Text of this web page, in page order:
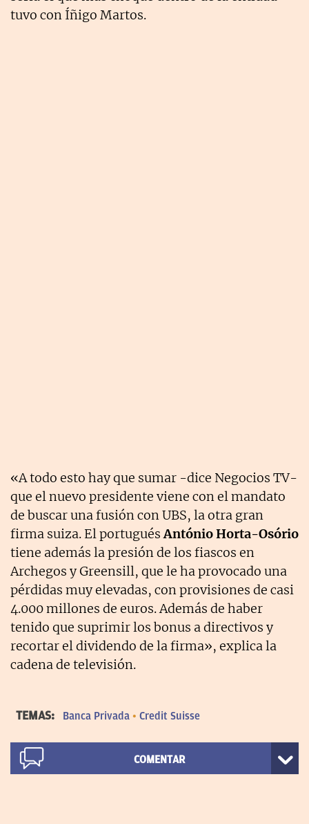
tuvo con Íñigo Martos.
«A todo esto hay que sumar -dice Negocios TV-
que el nuevo presidente viene con el mandato
de buscar una fusión con UBS, la otra gran
firma suiza. El portuguésAntónio Horta-Osório
tiene además la presión de los fiascos en
Archegos y Greensill, que le ha provocado una
pérdidas muy elevadas, con provisiones de casi
4.000 millones de euros. Además de haber
tenido que suprimir los bonus a directivos y
recortar el dividendo de la firma», explica la
cadena de televisión.
TEMAS: Banca Privada Credit Suisse
COMENTAR